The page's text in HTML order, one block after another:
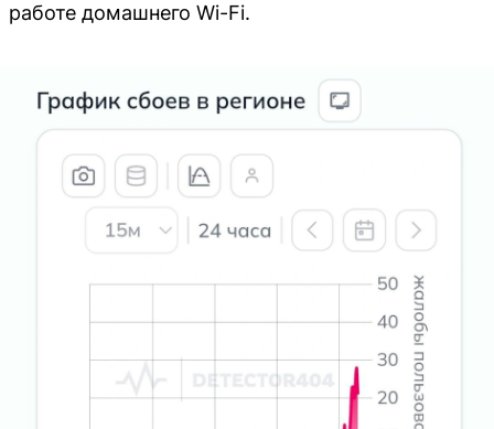
работе домашнего Wi-Fi.